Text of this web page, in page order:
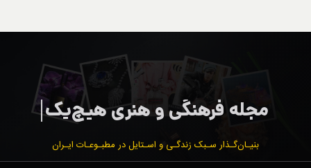
بنیـان‌گـذار سـبک زندگـی و اسـتایل در مطبـوعـات ایـران